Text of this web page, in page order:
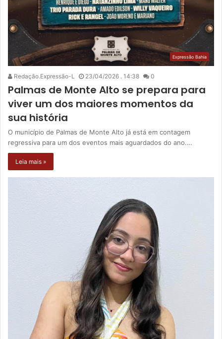
Expressão Bahia
Redação.Expressão-L 23/04/2026 . 14:38 0
Palmas de Monte Alto se prepara para
viver um dos maiores momentos da
sua história
O município de Palmas de Monte Alto já está em contagem
regressiva para um dos eventos mais aguardados do ano.…
Leia mais »